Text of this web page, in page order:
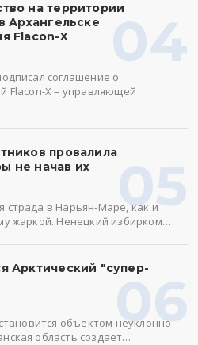
04
на территории
Архангельске
Flacon-X
соглашение о
Flacon-X – управляющей
05
провалила
не начав их
страда в Нарьян-Маре, как и
жаркой. Ненецкий избирком…
06
Арктический "супер-
объектом неуклонно
область создает…